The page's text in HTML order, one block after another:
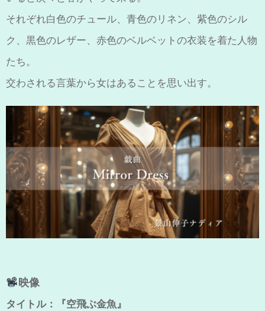
それぞれ白色のチュール、青色のリネン、紫色のシル
ク、黒色のレザー、赤色のベルベットの衣装を着た人物
たち。
交わされる言葉から女はあることを思い出す。
映像
タイトル：『空飛ぶ金魚』